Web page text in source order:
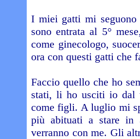
I miei gatti mi seguono
sono entrata al 5°
come ginecologo,
ora con questi gatti che
Faccio quello che ho
stati, li ho usciti io dal
come figli. A luglio mi
più abituati a stare in
verranno con me. Gli